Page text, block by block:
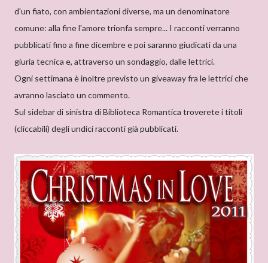
d'un fiato, con ambientazioni diverse, ma un denominatore
comune: alla fine l'amore trionfa sempre... I racconti verranno
pubblicati fino a fine dicembre e poi saranno giudicati da una
giuria tecnica e, attraverso un sondaggio, dalle lettrici.
Ogni settimana è inoltre previsto un giveaway fra le lettrici che
avranno lasciato un commento.
Sul sidebar di sinistra di Biblioteca Romantica troverete i titoli
(cliccabili) degli undici racconti già pubblicati.